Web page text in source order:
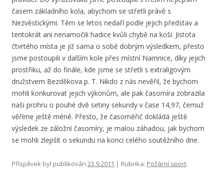
časem základního kola, abychom se střetli právě s
Nezvěstickými. Těm se letos nedaří podle jejich představ a
tentokrát ani nenamočili hadice kvůli chybě na koši. Jistota
čtvrtého místa je již sama o sobě dobrým výsledkem, přesto
jsme postoupili v dalším kole přes místní Namnice, díky jejich
prostřiku, až do finále, kde jsme se střetli s extraligovým
družstvem Bezděkova p. T. Nikdo z nás nevěřil, že bychom
mohli konkurovat jejich výkonům, ale pak časomíra zobrazila
naši prohru o pouhé dvě setiny sekundy v čase 14,97, čemuž
věříme ještě méně. Přesto, že časoměřič dokládá ještě
výsledek ze záložní časomíry, je malou záhadou, jak bychom
se mohli zlepšit o sekundu na konci celého soutěžního dne.
Příspěvek byl publikován 23.9.2011 | Rubrika: Požární sport.